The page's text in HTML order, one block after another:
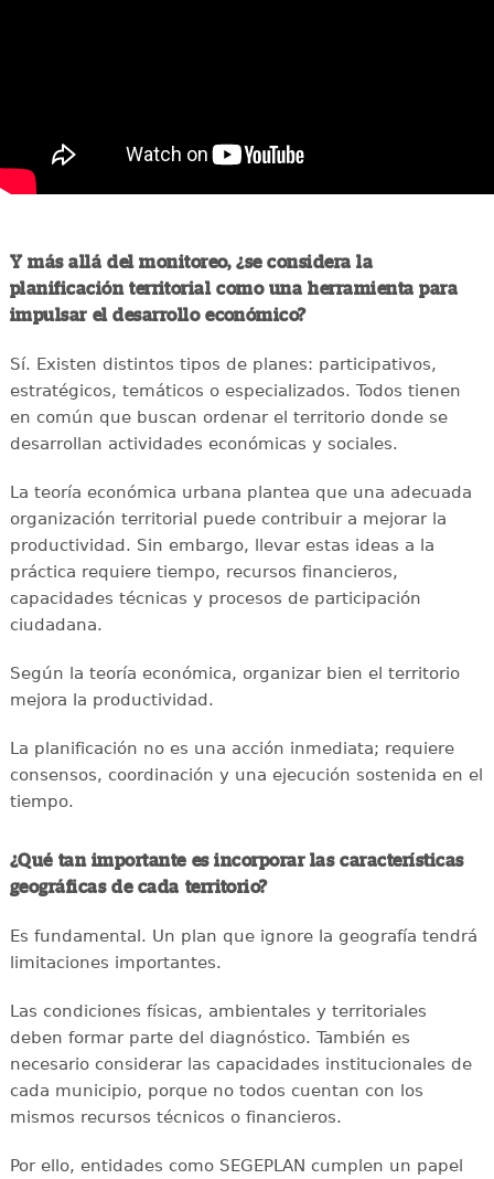
Y más allá del monitoreo, ¿se considera la
planificación territorial como una herramienta para
impulsar el desarrollo económico?
Sí. Existen distintos tipos de planes: participativos,
estratégicos, temáticos o especializados. Todos tienen
en común que buscan ordenar el territorio donde se
desarrollan actividades económicas y sociales.
La teoría económica urbana plantea que una adecuada
organización territorial puede contribuir a mejorar la
productividad. Sin embargo, llevar estas ideas a la
práctica requiere tiempo, recursos financieros,
capacidades técnicas y procesos de participación
ciudadana.
Según la teoría económica, organizar bien el territorio
mejora la productividad.
La planificación no es una acción inmediata; requiere
consensos, coordinación y una ejecución sostenida en el
tiempo.
¿Qué tan importante es incorporar las características
geográficas de cada territorio?
Es fundamental. Un plan que ignore la geografía tendrá
limitaciones importantes.
Las condiciones físicas, ambientales y territoriales
deben formar parte del diagnóstico. También es
necesario considerar las capacidades institucionales de
cada municipio, porque no todos cuentan con los
mismos recursos técnicos o financieros.
Por ello, entidades como SEGEPLAN cumplen un papel